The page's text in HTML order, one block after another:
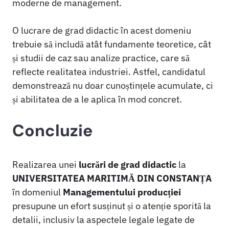
moderne de management.
O lucrare de grad didactic în acest domeniu
trebuie să includă atât fundamente teoretice, cât
și studii de caz sau analize practice, care să
reflecte realitatea industriei. Astfel, candidatul
demonstrează nu doar cunoștințele acumulate, ci
și abilitatea de a le aplica în mod concret.
Concluzie
Realizarea unei lucrări de grad didactic la
UNIVERSITATEA MARITIMĂ DIN CONSTANȚA
în domeniul Managementului producției
presupune un efort susținut și o atenție sporită la
detalii, inclusiv la aspectele legale legate de